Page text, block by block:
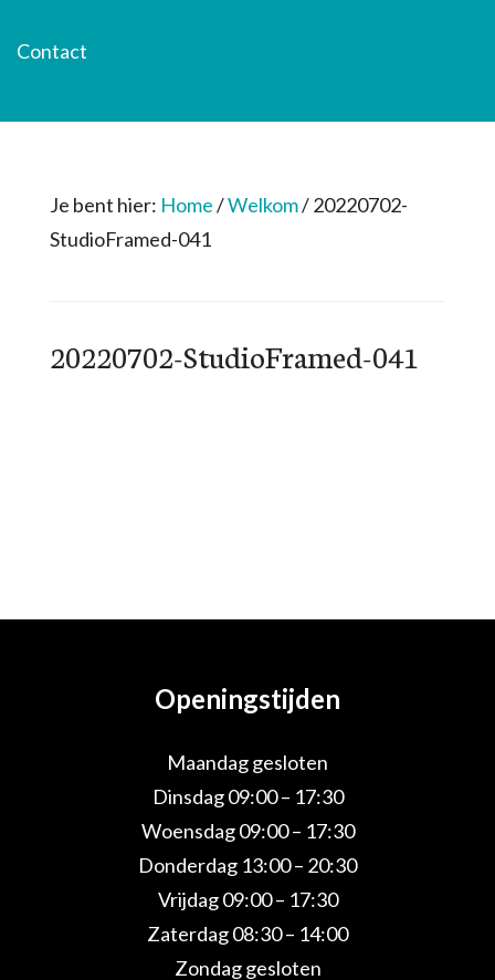
Contact
Je bent hier: Home/Welkom/20220702-
StudioFramed-041
20220702-StudioFramed-041
Openingstijden
Maandag gesloten
Dinsdag 09:00 – 17:30
Woensdag 09:00 – 17:30
Donderdag 13:00 – 20:30
Vrijdag 09:00 – 17:30
Zaterdag 08:30 – 14:00
Zondag gesloten